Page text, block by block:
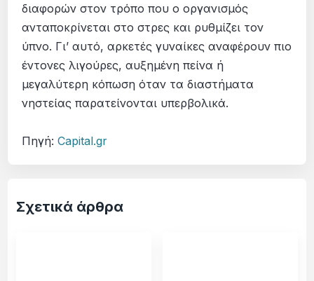
διαφορών στον τρόπο που ο οργανισμός
ανταποκρίνεται στο στρες και ρυθμίζει τον
ύπνο. Γι’ αυτό, αρκετές γυναίκες αναφέρουν πιο
έντονες λιγούρες, αυξημένη πείνα ή
μεγαλύτερη κόπωση όταν τα διαστήματα
νηστείας παρατείνονται υπερβολικά.
Πηγή:Capital.gr
Σχετικά άρθρα